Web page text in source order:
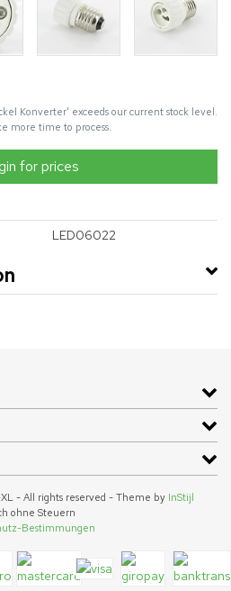
Konverter' exceeds our current stock level.
more time to process.
for prices
LED06022
- All rights reserved - Theme by InStijl
ohne Steuern
Bestimmungen